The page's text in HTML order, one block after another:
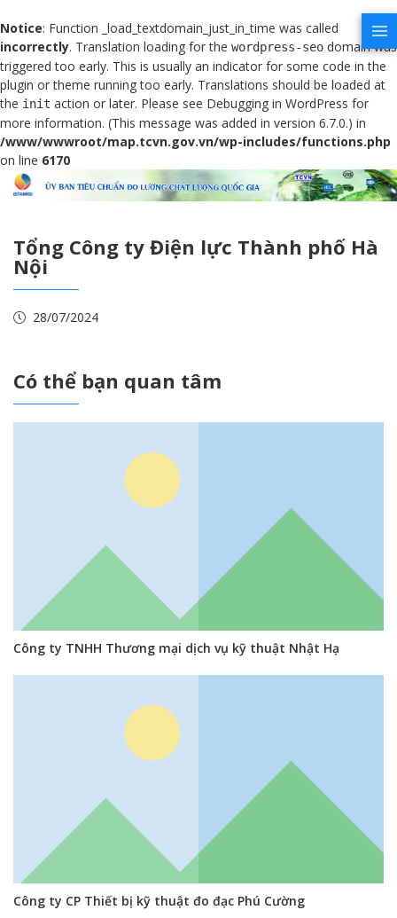
Notice: Function _load_textdomain_just_in_time was called
incorrectly. Translation loading for the wordpress-seo domain was
triggered too early. This is usually an indicator for some code in the
plugin or theme running too early. Translations should be loaded at
the init action or later. Please see Debugging in WordPress for
more information. (This message was added in version 6.7.0.) in
/www/wwwroot/map.tcvn.gov.vn/wp-includes/functions.php
on line 6170
Tổng Công ty Điện lực Thành phố Hà
Nội
28/07/2024
Có thể bạn quan tâm
Công ty TNHH Thương mại dịch vụ kỹ thuật Nhật Hạ
Công ty CP Thiết bị kỹ thuật đo đạc Phú Cường